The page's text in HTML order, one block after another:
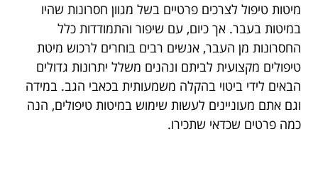
מיטות טיפול לצרכים פרטיים בשל מגוון חסרונות שהיו
במיטות בעבר. אך כיום, עם שיפור והתמודדות כלל
החסרונות מן העבר, אנשים רבים בוחרים לרכוש מיטת
טיפולים מקצועית לביתם ונהנים משלל יתרונות גדולים
הבאים לידי ביטוי בהקלה משמעותית בכאבי הגב. במידה
וגם אתם מעוניינים לעשות שימוש במיטות טיפולים, הנה
כמה פרטים שכדאי שתכירו.